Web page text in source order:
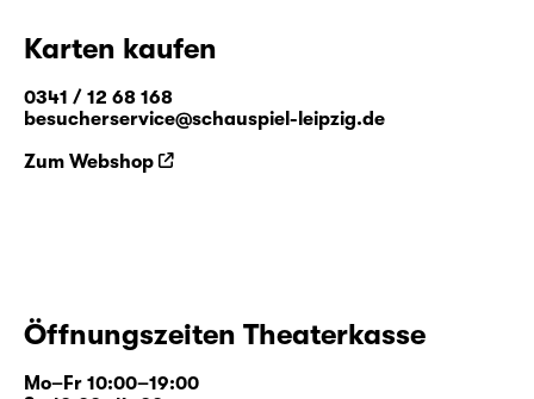
Karten kaufen
0341 / 12 68 168
besucherservice@schauspiel-leipzig.de
Zum Webshop
Öffnungszeiten Theaterkasse
Mo–Fr 10:00–19:00